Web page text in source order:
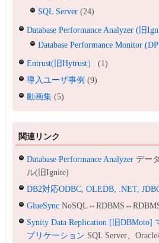
SQL Server (24)
Database Performance Analyzer (旧
Database Performance Monitor
Entrust(旧Hytrust）
(1)
導入ユーザ事例 (9)
動画集 (5)
関連リンク
Database Performance Analyzer デー
ル(旧Ignite)
DB2対応ODBC, OLEDB, .NET,
GlueSync
Synity Data Replication [旧
プリケーション SQL Server、